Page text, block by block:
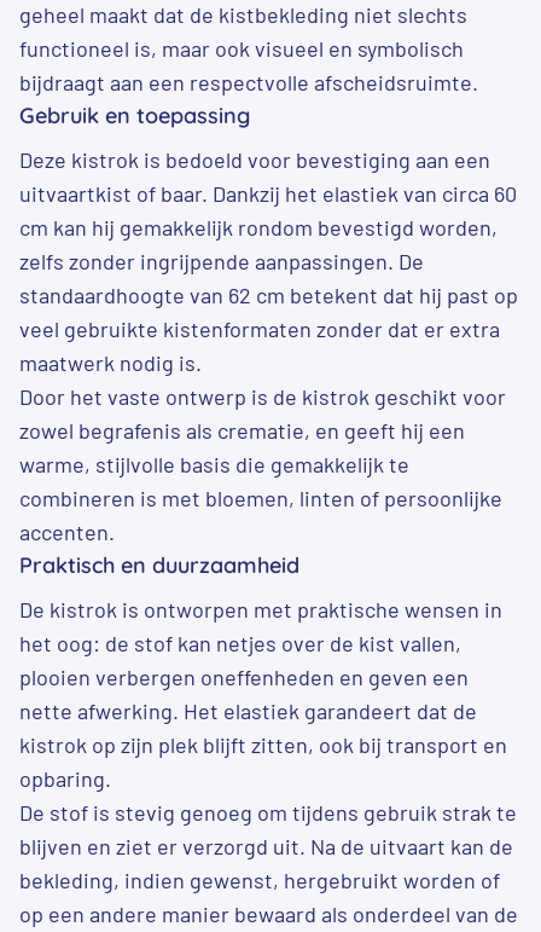
geheel maakt dat de kistbekleding niet slechts
functioneel is, maar ook visueel en symbolisch
bijdraagt aan een respectvolle afscheidsruimte.
Gebruik en toepassing
Deze kistrok is bedoeld voor bevestiging aan een
uitvaartkist of baar. Dankzij het elastiek van circa 60
cm kan hij gemakkelijk rondom bevestigd worden,
zelfs zonder ingrijpende aanpassingen. De
standaardhoogte van 62 cm betekent dat hij past op
veel gebruikte kistenformaten zonder dat er extra
maatwerk nodig is.
Door het vaste ontwerp is de kistrok geschikt voor
zowel begrafenis als crematie, en geeft hij een
warme, stijlvolle basis die gemakkelijk te
combineren is met bloemen, linten of persoonlijke
accenten.
Praktisch en duurzaamheid
De kistrok is ontworpen met praktische wensen in
het oog: de stof kan netjes over de kist vallen,
plooien verbergen oneffenheden en geven een
nette afwerking. Het elastiek garandeert dat de
kistrok op zijn plek blijft zitten, ook bij transport en
opbaring.
De stof is stevig genoeg om tijdens gebruik strak te
blijven en ziet er verzorgd uit. Na de uitvaart kan de
bekleding, indien gewenst, hergebruikt worden of
op een andere manier bewaard als onderdeel van de